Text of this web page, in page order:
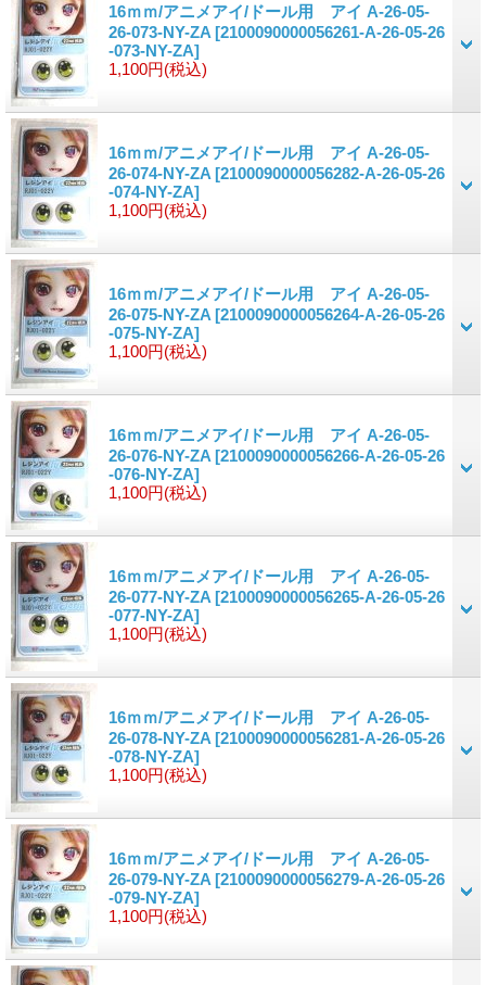
16ｍｍ/アニメアイ/ドール用 アイ A-26-05-
26-073-NY-ZA [2100090000056261-A-26-05-26
-073-NY-ZA]
1,100円(税込)
16ｍｍ/アニメアイ/ドール用 アイ A-26-05-
26-074-NY-ZA [2100090000056282-A-26-05-26
-074-NY-ZA]
1,100円(税込)
16ｍｍ/アニメアイ/ドール用 アイ A-26-05-
26-075-NY-ZA [2100090000056264-A-26-05-26
-075-NY-ZA]
1,100円(税込)
16ｍｍ/アニメアイ/ドール用 アイ A-26-05-
26-076-NY-ZA [2100090000056266-A-26-05-26
-076-NY-ZA]
1,100円(税込)
16ｍｍ/アニメアイ/ドール用 アイ A-26-05-
26-077-NY-ZA [2100090000056265-A-26-05-26
-077-NY-ZA]
1,100円(税込)
16ｍｍ/アニメアイ/ドール用 アイ A-26-05-
26-078-NY-ZA [2100090000056281-A-26-05-26
-078-NY-ZA]
1,100円(税込)
16ｍｍ/アニメアイ/ドール用 アイ A-26-05-
26-079-NY-ZA [2100090000056279-A-26-05-26
-079-NY-ZA]
1,100円(税込)